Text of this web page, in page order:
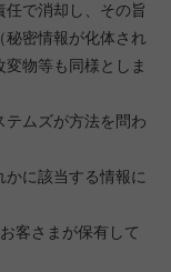
で消却し、その旨
秘密情報が化体され
物等も同様としま
テムズが方法を問わ
かに該当する情報に
客さまが保有して